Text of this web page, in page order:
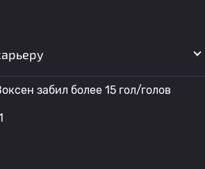
забил более 15 гол/голов